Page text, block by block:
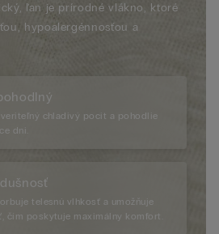
ľan je prírodné vlákno, ktoré
hypoalergénnosťou a
chladivý pocit a pohodlie
dni.
telesnú vlhkosť a umožňuje
čím poskytuje maximálny komfort.